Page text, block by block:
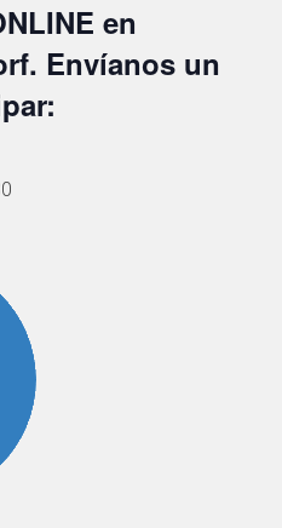
en
Envíanos un